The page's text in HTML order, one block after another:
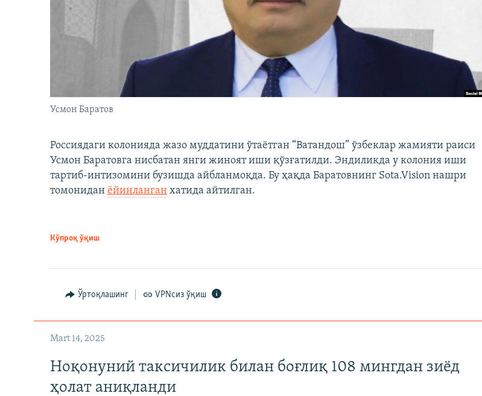
Усмон Баратов
Россиядаги колонияда жазо муддатини ўтаётган “Ватандош” ўзбеклар жамияти раиси
Усмон Баратовга нисбатан янги жиноят иши қўзғатилди. Эндиликда у колония иши
тартиб-интизомини бузишда айбланмоқда. Бу ҳақда Баратовнинг Sota.Vision нашри
томонидан ёйинланган хатида айтилган.
Кўпроқ ўқиш
Ўртоқлашинг VPNсиз ўқиш
Mart 14, 2025
Ноқонуний таксичилик билан боғлиқ 108 мингдан зиёд
ҳолат аниқланди